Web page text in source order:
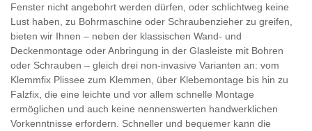
Fenster nicht angebohrt werden dürfen, oder schlichtweg keine
Lust haben, zu Bohrmaschine oder Schraubenzieher zu greifen,
bieten wir Ihnen – neben der klassischen Wand- und
Deckenmontage oder Anbringung in der Glasleiste mit Bohren
oder Schrauben – gleich drei non-invasive Varianten an: vom
Klemmfix Plissee zum Klemmen, über Klebemontage bis hin zu
Falzfix, die eine leichte und vor allem schnelle Montage
ermöglichen und auch keine nennenswerten handwerklichen
Vorkenntnisse erfordern. Schneller und bequemer kann die